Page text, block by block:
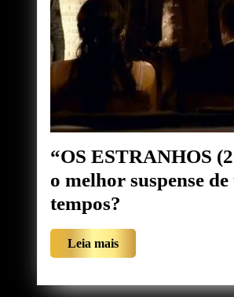
“OS ESTRANHOS
o melhor suspense de
tempos?
ESTRANHOS
(2008)”
Leia maisLeia
mais